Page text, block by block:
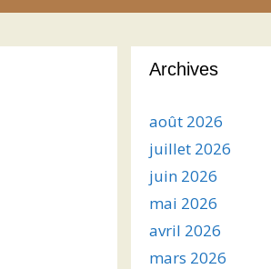
Archives
août 2026
juillet 2026
juin 2026
mai 2026
avril 2026
mars 2026